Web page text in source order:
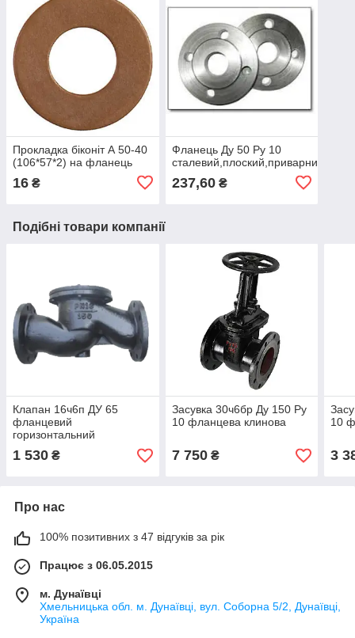
Прокладка біконіт А 50-40
(106*57*2) на фланець
16 ₴
Фланець Ду 50 Ру 10
сталевий,плоский,приварний
237,60₴
Подібні товари компанії
Клапан 16ч6п ДУ 65
фланцевий
горизонтальний
1 530 ₴
Засувка 30ч6бр Ду 150 Ру
10 фланцева клинова
7 750₴
10
3
Про нас
100% позитивних з 47 відгуків за рік
Працює з 06.05.2015
м. Дунаївці
Хмельницька обл. м. Дунаївці, вул. Соборна 5/2, Дунаївці,
Україна